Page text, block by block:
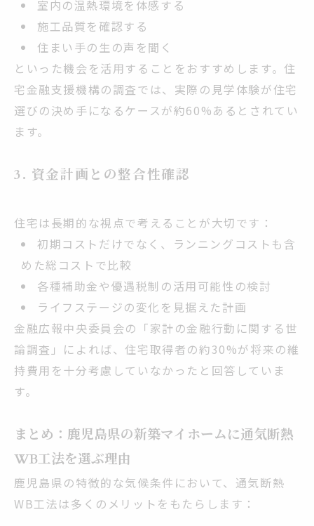
室内の温熱環境を体感する
施工品質を確認する
住まい手の生の声を聞く
といった機会を活用することをおすすめします。住
宅金融支援機構の調査では、実際の見学体験が住宅
選びの決め手になるケースが約60%あるとされてい
ます。
3. 資金計画との整合性確認
住宅は長期的な視点で考えることが大切です：
初期コストだけでなく、ランニングコストも含
めた総コストで比較
各種補助金や優遇税制の活用可能性の検討
ライフステージの変化を見据えた計画
金融広報中央委員会の「家計の金融行動に関する世
論調査」によれば、住宅取得者の約30%が将来の維
持費用を十分考慮していなかったと回答していま
す。
まとめ：鹿児島県の新築マイホームに通気断熱
WB工法を選ぶ理由
鹿児島県の特徴的な気候条件において、通気断熱
WB工法は多くのメリットをもたらします：